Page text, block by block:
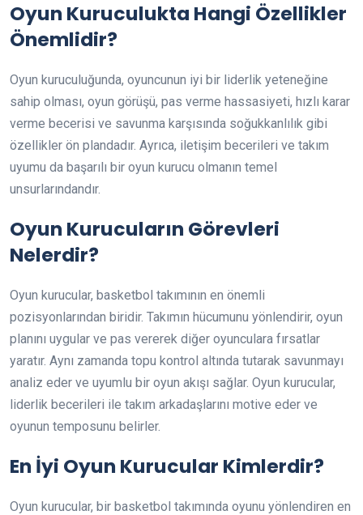
Oyun Kuruculukta Hangi Özellikler
Önemlidir?
Oyun kuruculuğunda, oyuncunun iyi bir liderlik yeteneğine
sahip olması, oyun görüşü, pas verme hassasiyeti, hızlı karar
verme becerisi ve savunma karşısında soğukkanlılık gibi
özellikler ön plandadır. Ayrıca, iletişim becerileri ve takım
uyumu da başarılı bir oyun kurucu olmanın temel
unsurlarındandır.
Oyun Kurucuların Görevleri
Nelerdir?
Oyun kurucular, basketbol takımının en önemli
pozisyonlarından biridir. Takımın hücumunu yönlendirir, oyun
planını uygular ve pas vererek diğer oyunculara fırsatlar
yaratır. Aynı zamanda topu kontrol altında tutarak savunmayı
analiz eder ve uyumlu bir oyun akışı sağlar. Oyun kurucular,
liderlik becerileri ile takım arkadaşlarını motive eder ve
oyunun temposunu belirler.
En İyi Oyun Kurucular Kimlerdir?
Oyun kurucular, bir basketbol takımında oyunu yönlendiren en